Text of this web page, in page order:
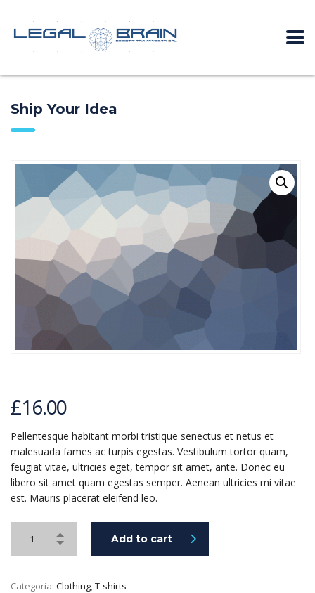
Ship Your Idea
£16.00
Pellentesque habitant morbi tristique senectus et netus et
malesuada fames ac turpis egestas. Vestibulum tortor quam,
feugiat vitae, ultricies eget, tempor sit amet, ante. Donec eu
libero sit amet quam egestas semper. Aenean ultricies mi vitae
est. Mauris placerat eleifend leo.
Add to cart
Categoria: Clothing,T-shirts